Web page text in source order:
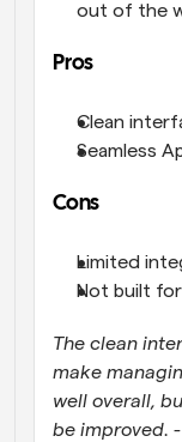
out of the
Pros
Clean
Seamless
Cons
Limited
Not built
The clean
make
well overall,
be improved. -